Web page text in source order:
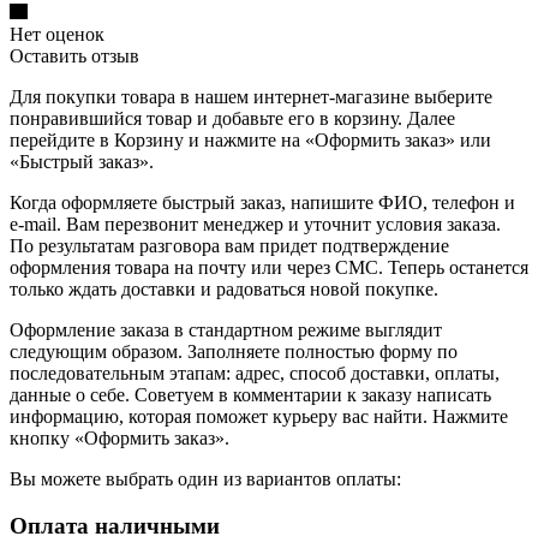
Нет оценок
Оставить отзыв
Для покупки товара в нашем интернет-магазине выберите
понравившийся товар и добавьте его в корзину. Далее
перейдите в Корзину и нажмите на «Оформить заказ» или
«Быстрый заказ».
Когда оформляете быстрый заказ, напишите ФИО, телефон и
e-mail. Вам перезвонит менеджер и уточнит условия заказа.
По результатам разговора вам придет подтверждение
оформления товара на почту или через СМС. Теперь останется
только ждать доставки и радоваться новой покупке.
Оформление заказа в стандартном режиме выглядит
следующим образом. Заполняете полностью форму по
последовательным этапам: адрес, способ доставки, оплаты,
данные о себе. Советуем в комментарии к заказу написать
информацию, которая поможет курьеру вас найти. Нажмите
кнопку «Оформить заказ».
Вы можете выбрать один из вариантов оплаты:
Оплата наличными